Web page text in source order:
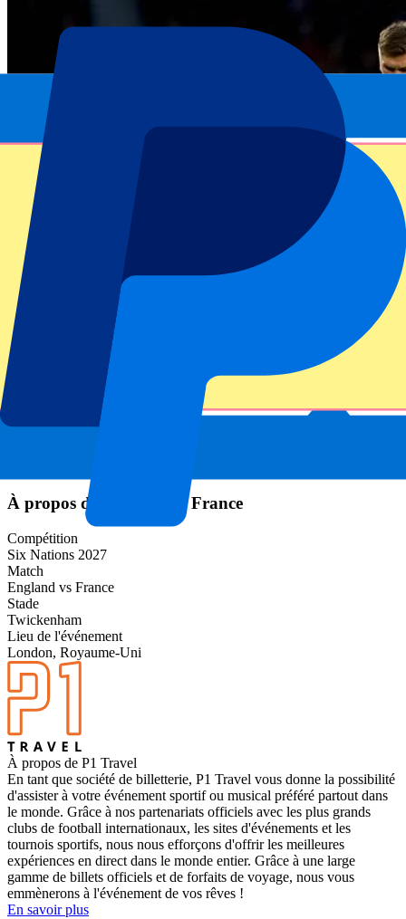
À propos de England vs France
Compétition
Six Nations 2027
Match
England vs France
Stade
Twickenham
Lieu de l'événement
London, Royaume-Uni
À propos de P1 Travel
En tant que société de billetterie, P1 Travel vous donne la possibilité
d'assister à votre événement sportif ou musical préféré partout dans
le monde. Grâce à nos partenariats officiels avec les plus grands
clubs de football internationaux, les sites d'événements et les
tournois sportifs, nous nous efforçons d'offrir les meilleures
expériences en direct dans le monde entier. Grâce à une large
gamme de billets officiels et de forfaits de voyage, nous vous
emmènerons à l'événement de vos rêves !
En savoir plus